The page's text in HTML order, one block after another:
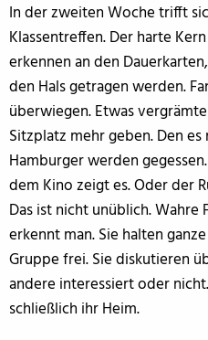
In der zweiten Woche trifft
Klassentreffen. Der harte
erkennen an den
den Hals getragen werden.
überwiegen. Etwas
Sitzplatz mehr geben. Den
Hamburger werden
dem Kino zeigt es. Oder der
Das ist nicht unüblich. Wahre
erkennt man. Sie halten
Gruppe frei. Sie diskutieren
andere interessiert oder
schließlich ihr Heim.